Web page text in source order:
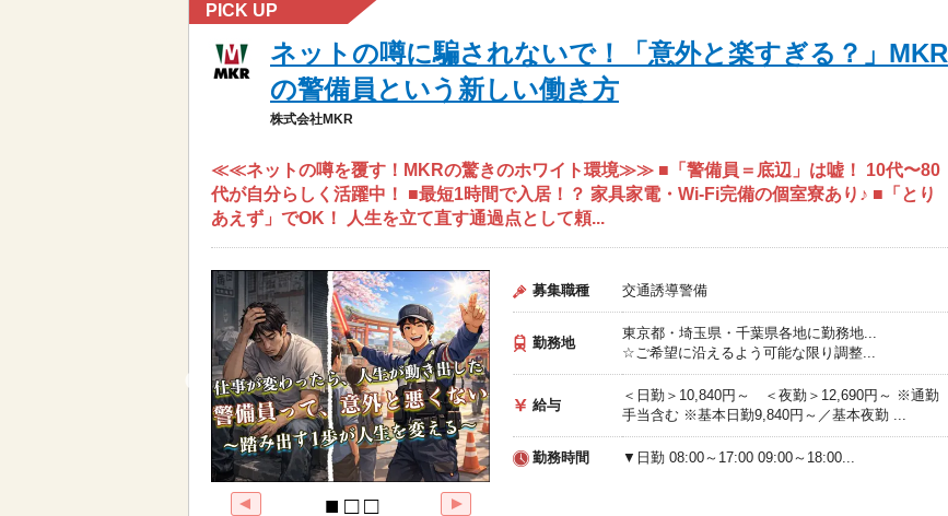
PICK UP
ネットの噂に騙されないで！「意外と楽すぎる？」MKR
の警備員という新しい働き方
株式会社MKR
≪≪ネットの噂を覆す！MKRの驚きのホワイト環境≫≫ ■「警備員＝底辺」は嘘！ 10代〜80
代が自分らしく活躍中！ ■最短1時間で入居！？ 家具家電・Wi-Fi完備の個室寮あり♪ ■「とり
あえず」でOK！ 人生を立て直す通過点として頼...
募集職種 交通誘導警備
勤務地
東京都・埼玉県・千葉県各地に勤務地...
☆ご希望に沿えるよう可能な限り調整...
給与
＜日勤＞10,840円～ ＜夜勤＞12,690円～ ※通勤
手当含む ※基本日勤9,840円～／基本夜勤 ...
勤務時間 ▼日勤 08:00～17:00 09:00～18:00...